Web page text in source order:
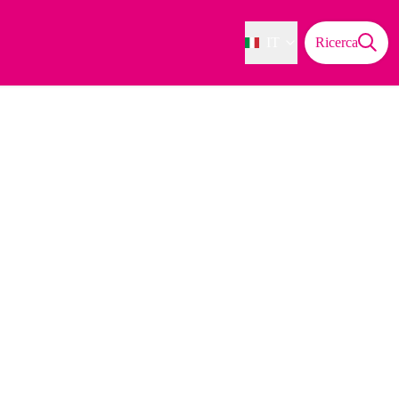
Ricerca